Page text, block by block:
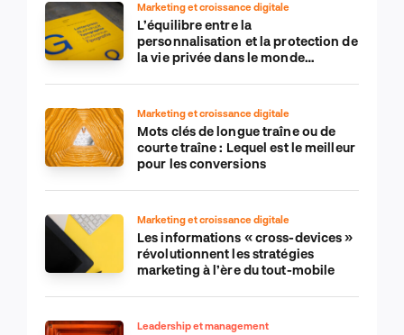
Marketing et croissance digitale
L’équilibre entre la
personnalisation et la protection de
la vie privée dans le monde
Marketing et croissance digitale
Mots clés de longue traîne ou de
courte traîne : Lequel est le meilleur
pour les conversions
Marketing et croissance digitale
Les informations « cross-devices »
révolutionnent les stratégies
marketing à l’ère du tout-mobile
Leadership et management